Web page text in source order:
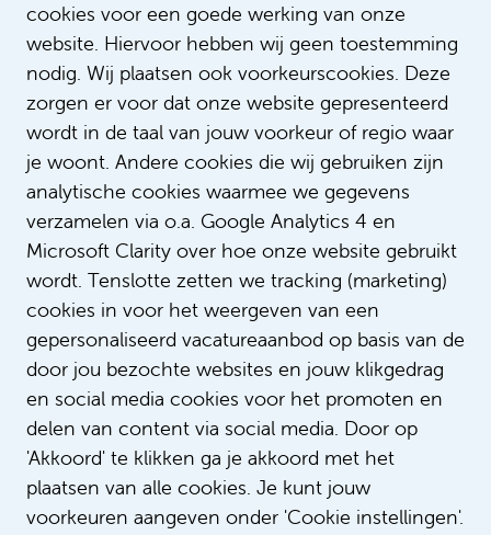
cookies voor een goede werking van onze
website. Hiervoor hebben wij geen toestemming
nodig. Wij plaatsen ook voorkeurscookies. Deze
zorgen er voor dat onze website gepresenteerd
wordt in de taal van jouw voorkeur of regio waar
je woont. Andere cookies die wij gebruiken zijn
analytische cookies waarmee we gegevens
verzamelen via o.a. Google Analytics 4 en
Microsoft Clarity over hoe onze website gebruikt
wordt. Tenslotte zetten we tracking (marketing)
cookies in voor het weergeven van een
gepersonaliseerd vacatureaanbod op basis van de
door jou bezochte websites en jouw klikgedrag
en social media cookies voor het promoten en
delen van content via social media. Door op
'Akkoord' te klikken ga je akkoord met het
plaatsen van alle cookies. Je kunt jouw
voorkeuren aangeven onder 'Cookie instellingen'.
Staat jouw vacature er niet
tussen?
Staat jouw vacature er op dit moment niet
tussen, maar wil je wel als eerste op de hoogte
zijn van nieuwe vacatures. Maak dan een job alert
aan. Je ontvangt de nieuwste vacature per e-
mail. Ook kan je contact opnemen met een van
onze recruitment adviseursvoor vragen. Alvast
bedankt en heel veel succes!
Aanmelden job alert